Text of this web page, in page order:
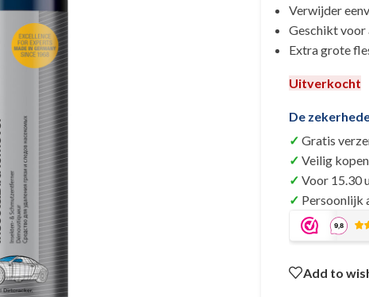
Verwijder
Geschikt voor
Extra grote
Uitverkocht
De
Gratis
Veilig
Voor 15.30
Persoonlijk
Add to